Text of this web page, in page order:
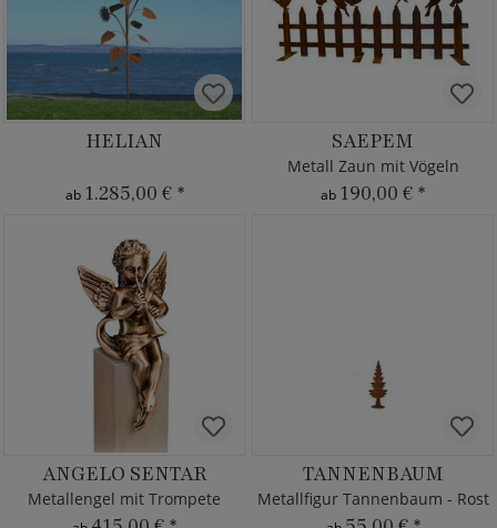
HELIAN
ab 1.285,00 € *
SAEPEM
Metall Zaun mit Vögeln
ab 190,00 € *
ANGELO SENTAR
Metallengel mit Trompete
TANNENBAUM
Metallfigur Tannenbaum - Rost